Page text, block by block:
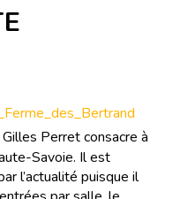
Perret consacre à
Savoie. Il est
l’actualité puisque il